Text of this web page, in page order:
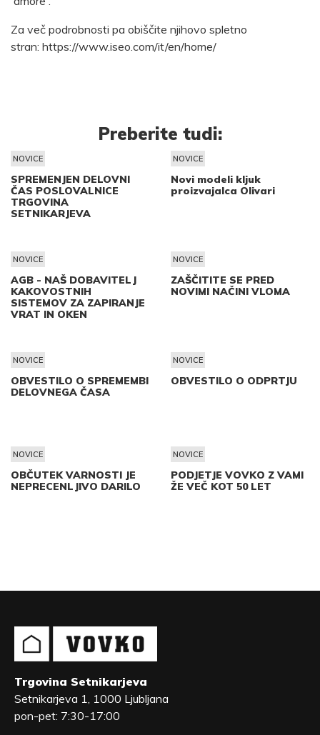
Za več podrobnosti pa obiščite njihovo spletno
stran: https://www.iseo.com/it/en/home/
Preberite tudi:
NOVICE
SPREMENJEN DELOVNI
ČAS POSLOVALNICE
TRGOVINA
SETNIKARJEVA
NOVICE
Novi modeli kljuk
proizvajalca Olivari
NOVICE
AGB - NAŠ DOBAVITELJ
KAKOVOSTNIH
SISTEMOV ZA ZAPIRANJE
VRAT IN OKEN
NOVICE
ZAŠČITITE SE PRED
NOVIMI NAČINI VLOMA
NOVICE
OBVESTILO O SPREMEMBI
DELOVNEGA ČASA
NOVICE
OBVESTILO O ODPRTJU
NOVICE
OBČUTEK VARNOSTI JE
NEPRECENLJIVO DARILO
NOVICE
PODJETJE VOVKO Z VAMI
ŽE VEČ KOT 50 LET
Trgovina Setnikarjeva
Setnikarjeva 1, 1000 Ljubljana
pon-pet: 7:30-17:00